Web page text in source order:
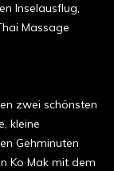
Inselausflug,
Massage
zwei schönsten
kleine
Gehminuten
Ko Mak mit dem